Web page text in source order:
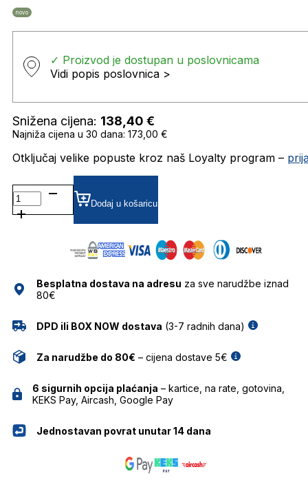
novo
✓ Proizvod je dostupan u poslovnicama
Vidi popis poslovnica >
Snižena cijena: 138,40 €
Najniža cijena u 30 dana: 173,00 €
Otključaj velike popuste kroz naš Loyalty program –
BG3362M SUNČANE
NAOČALE
BULGET
Dodaj u košaricu
Besplatna dostava na adresu za sve narudžbe iznad
80€
DPD ili BOX NOW dostava (3-7 radnih dana)
Za narudžbe do 80€ – cijena dostave 5€
6 sigurnih opcija plaćanja – kartice, na rate, gotovina,
KEKS Pay, Aircash, Google Pay
Jednostavan povrat unutar 14 dana